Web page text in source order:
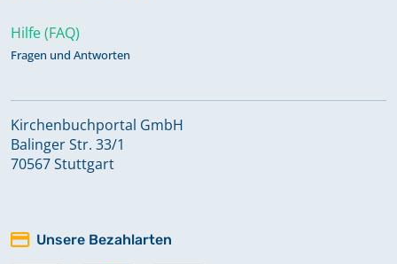
Hilfe (FAQ)
Fragen und Antworten
Kirchenbuchportal GmbH
Balinger Str. 33/1
70567 Stuttgart
Unsere Bezahlarten